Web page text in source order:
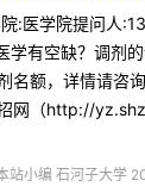
院:医学院提问人
学有空缺？调剂
名额，详情请咨
网（http://
站小编 石河子大学